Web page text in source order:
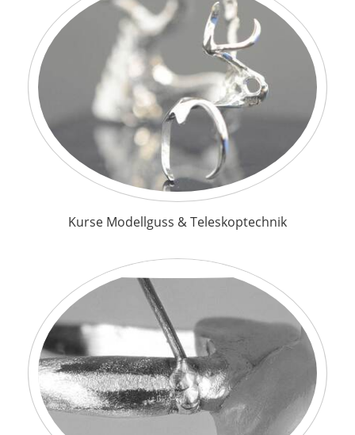
Kurse Modellguss & Teleskoptechnik